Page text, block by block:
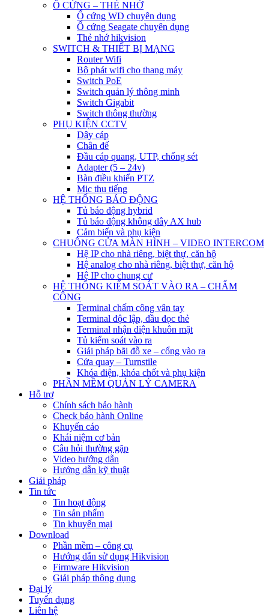
Ổ CỨNG – THẺ NHỚ
Ổ cứng WD chuyên dụng
Ổ cứng Seagate chuyên dụng
Thẻ nhớ hikvision
SWITCH & THIẾT BỊ MẠNG
Router Wifi
Bộ phát wifi cho thang máy
Switch PoE
Switch quản lý thông minh
Switch Gigabit
Switch thông thường
PHỤ KIỆN CCTV
Dây cáp
Chân đế
Đầu cáp quang, UTP, chống sét
Adapter (5 – 24v)
Bàn điều khiển PTZ
Mic thu tiếng
HỆ THỐNG BÁO ĐỘNG
Tủ báo động hybrid
Tủ báo động không dây AX hub
Cảm biến và phụ kiện
CHUÔNG CỬA MÀN HÌNH – VIDEO INTERCOM
Hệ IP cho nhà riêng, biệt thự, căn hộ
Hệ analog cho nhà riêng, biệt thự, căn hộ
Hệ IP cho chung cư
HỆ THỐNG KIỂM SOÁT VÀO RA – CHẤM
CÔNG
Terminal chấm công vân tay
Terminal độc lập, đầu đọc thẻ
Terminal nhận diện khuôn mặt
Tủ kiểm soát vào ra
Giải pháp bãi đỗ xe – cổng vào ra
Cửa quay – Turnstile
Khóa điện, khóa chốt và phụ kiện
PHẦN MỀM QUẢN LÝ CAMERA
Hỗ trợ
Chính sách bảo hành
Check bảo hành Online
Khuyến cáo
Khái niệm cơ bản
Câu hỏi thường gặp
Video hướng dẫn
Hướng dẫn kỹ thuật
Giải pháp
Tin tức
Tin hoạt động
Tin sản phẩm
Tin khuyến mại
Download
Phần mềm – công cụ
Hướng dẫn sử dụng Hikvision
Firmware Hikvision
Giải pháp thông dụng
Đại lý
Tuyển dụng
Liên hệ